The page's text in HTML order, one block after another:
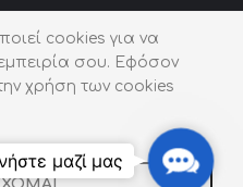
cookies για να
σου. Εφόσον
χρήση των cookies
Contact
Us
μαζί μας